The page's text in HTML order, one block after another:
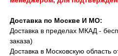
Доставка по Москве И МО:
Доставка в пределах МКАД -
заказа)
Доставка в Московскую область